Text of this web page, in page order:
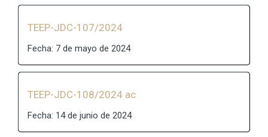
TEEP-JDC-107/2024
Fecha: 7 de mayo de 2024
TEEP-JDC-108/2024 ac
Fecha: 14 de junio de 2024